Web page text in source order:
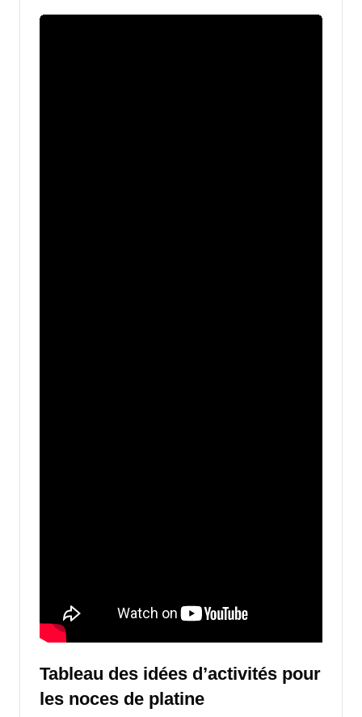
Tableau des idées d’activités pour
les noces de platine